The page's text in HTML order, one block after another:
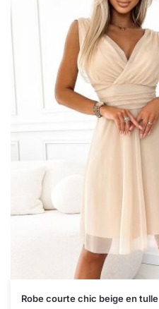
Robe courte chic beige en tulle